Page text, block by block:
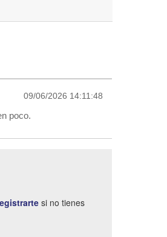
09/06/2026 14:11:48
poco.
si no tienes